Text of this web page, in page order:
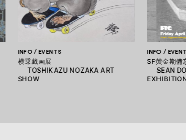
INFO / EVENTS
横乗戯画展
──TOSHIKAZU NOZAKA ART
SHOW
INFO /
SF黄金期備
──SEAN